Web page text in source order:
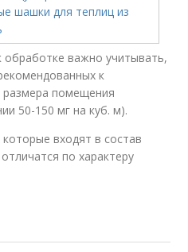
обработке важно учитывать,
к
размера помещения
50-150 мг на куб. м).
входят в состав
по характеру